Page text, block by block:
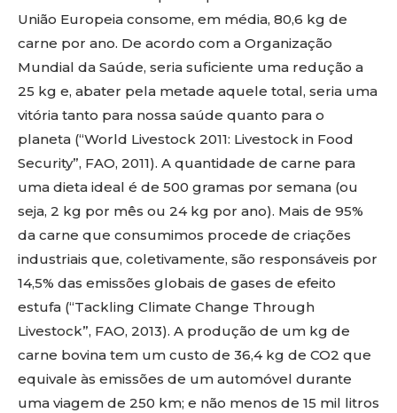
União Europeia consome, em média, 80,6 kg de
carne por ano. De acordo com a Organização
Mundial da Saúde, seria suficiente uma redução a
25 kg e, abater pela metade aquele total, seria uma
vitória tanto para nossa saúde quanto para o
planeta (“World Livestock 2011: Livestock in Food
Security”, FAO, 2011). A quantidade de carne para
uma dieta ideal é de 500 gramas por semana (ou
seja, 2 kg por mês ou 24 kg por ano). Mais de 95%
da carne que consumimos procede de criações
industriais que, coletivamente, são responsáveis por
14,5% das emissões globais de gases de efeito
estufa (“Tackling Climate Change Through
Livestock”, FAO, 2013). A produção de um kg de
carne bovina tem um custo de 36,4 kg de CO2 que
equivale às emissões de um automóvel durante
uma viagem de 250 km; e não menos de 15 mil litros